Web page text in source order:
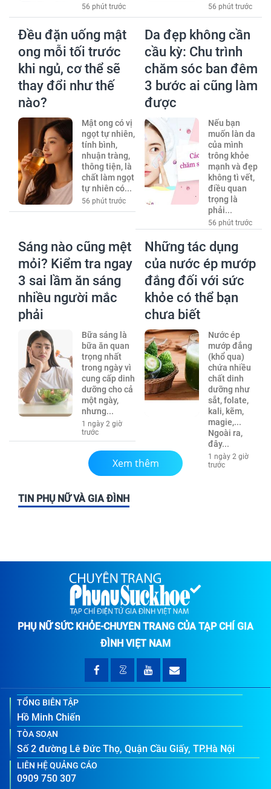
56 phút trước 56 phút trước
Đều đặn uống mật
ong mỗi tối trước
khi ngủ, cơ thể sẽ
thay đổi như thế
nào?
Mật ong có vị
ngọt tự nhiên,
tính bình,
nhuận tràng,
thông tiện, là
chất làm ngọt
tự nhiên có...
56 phút trước
Da đẹp không cần
cầu kỳ: Chu trình
chăm sóc ban đêm
3 bước ai cũng làm
được
Nếu bạn
muốn làn da
của mình
trông khỏe
mạnh và đẹp
không tì vết,
điều quan
trọng là
phải...
56 phút trước
Sáng nào cũng mệt
mỏi? Kiểm tra ngay
3 sai lầm ăn sáng
nhiều người mắc
phải
Bữa sáng là
bữa ăn quan
trọng nhất
trong ngày vì
cung cấp dinh
dưỡng cho cả
một ngày,
nhưng...
1 ngày 2 giờ
trước
Những tác dụng
của nước ép mướp
đắng đối với sức
khỏe có thể bạn
chưa biết
Nước ép
mướp đắng
(khổ qua)
chứa nhiều
chất dinh
dưỡng như
sắt, folate,
kali, kẽm,
magie,...
Ngoài ra,
đây...
1 ngày 2 giờ
trước
Xem thêm
TIN PHỤ NỮ VÀ GIA ĐÌNH
PHỤ NỮ SỨC KHỎE-CHUYÊN TRANG CỦA TẠP CHÍ GIA
ĐÌNH VIỆT NAM
TỔNG BIÊN TẬP
Hồ Minh Chiến
TÒA SOẠN
Số 2 đường Lê Đức Thọ, Quận Cầu Giấy, TP.Hà Nội
LIÊN HỆ QUẢNG CÁO
0909 750 307